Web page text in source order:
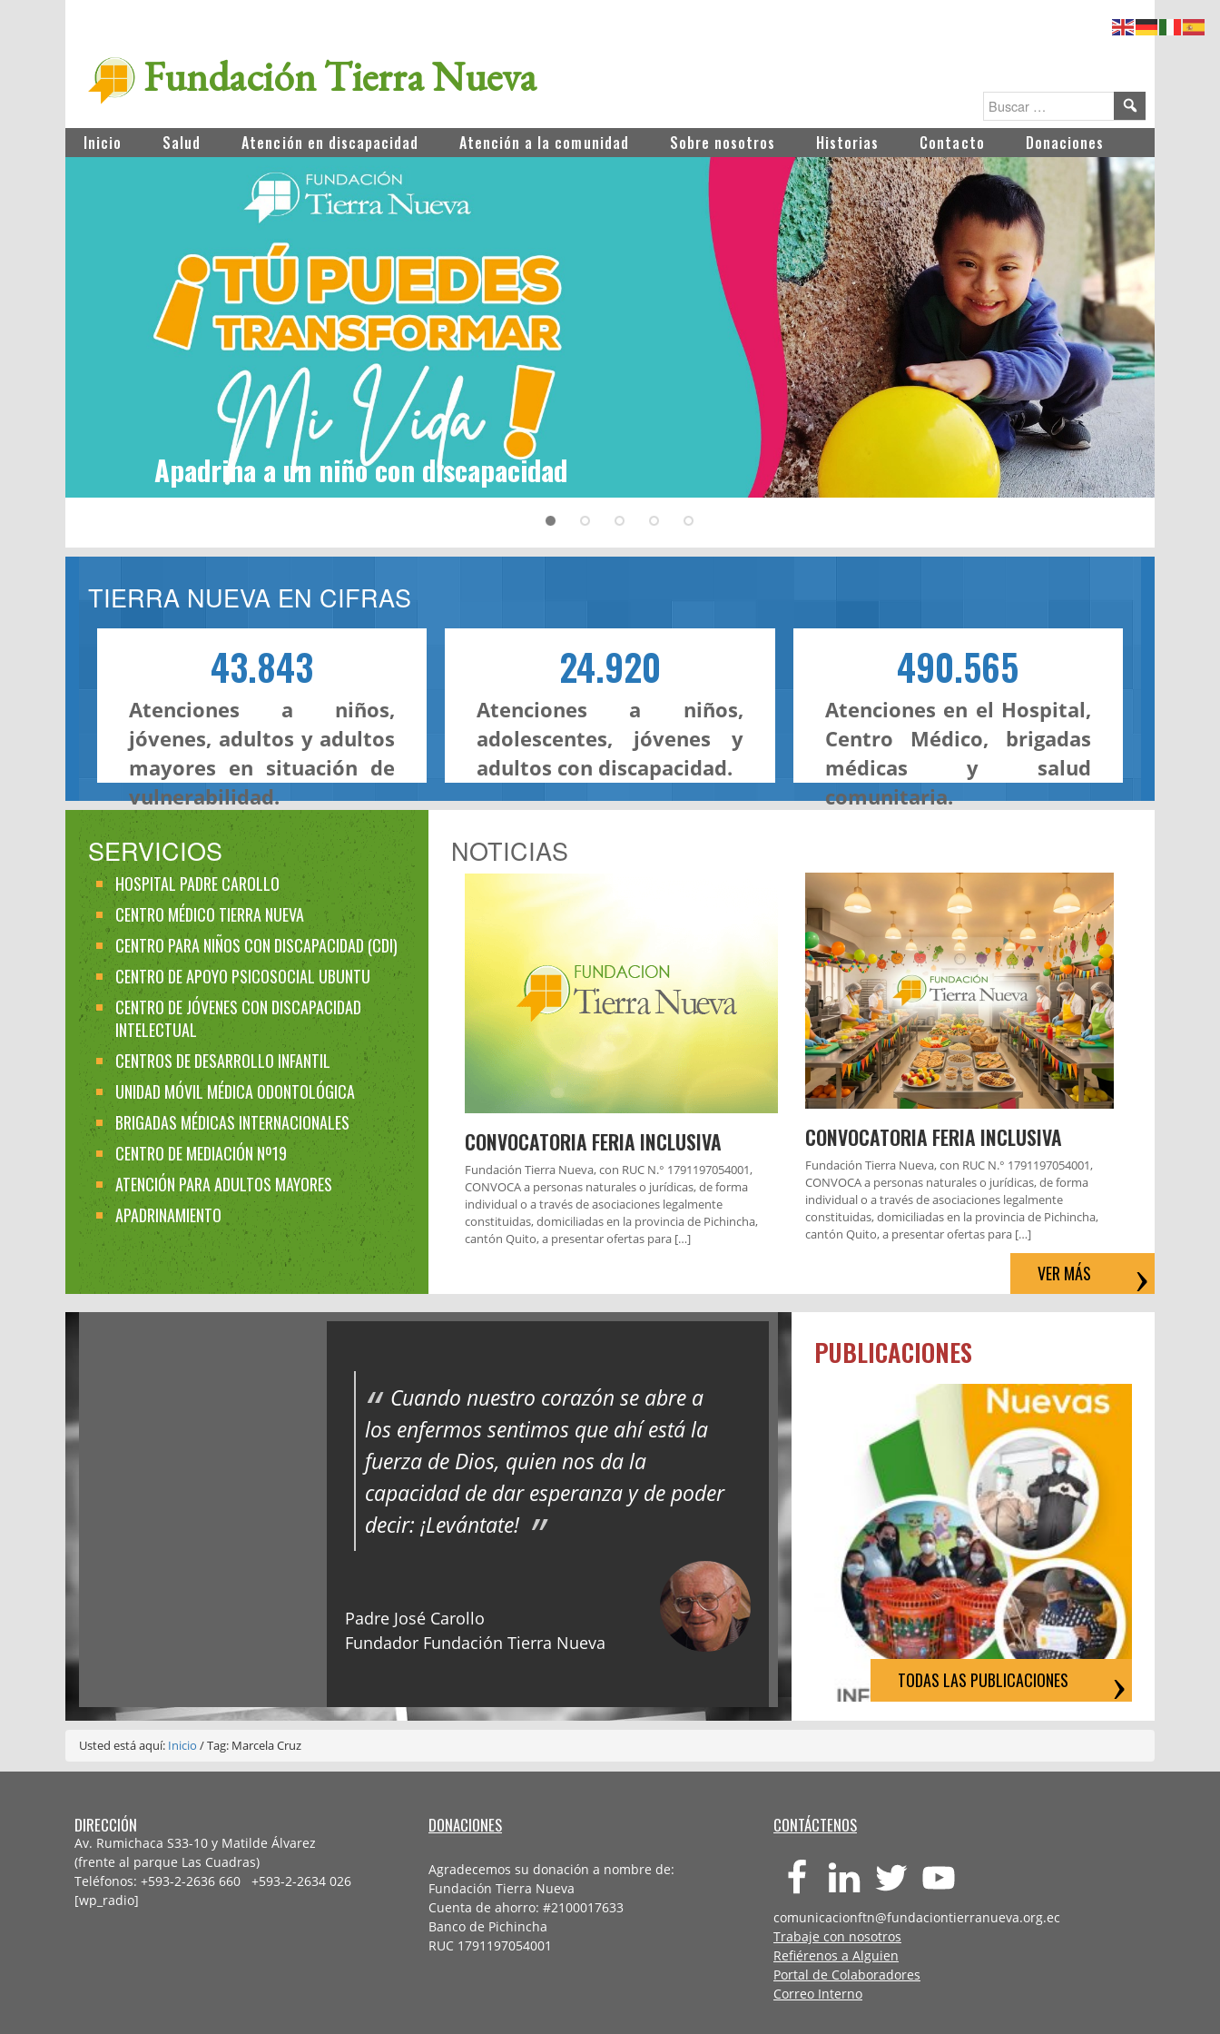
Fundación Tierra Nueva
Inicio Salud Atención en discapacidad Atención a la comunidad Sobre nosotros Historias Contacto Donaciones
Apadrina a un niño con discapacidad
TIERRA NUEVA EN CIFRAS
43.843
Atenciones a niños,
jóvenes, adultos y adultos
mayores en situación de
vulnerabilidad.
24.920
Atenciones a niños,
adolescentes, jóvenes y
adultos con discapacidad.
490.565
Atenciones en el Hospital,
Centro Médico, brigadas
médicas y salud
comunitaria.
SERVICIOS
HOSPITAL PADRE CAROLLO
CENTRO MÉDICO TIERRA NUEVA
CENTRO PARA NIÑOS CON DISCAPACIDAD (CDI)
CENTRO DE APOYO PSICOSOCIAL UBUNTU
CENTRO DE JÓVENES CON DISCAPACIDAD
INTELECTUAL
CENTROS DE DESARROLLO INFANTIL
UNIDAD MÓVIL MÉDICA ODONTOLÓGICA
BRIGADAS MÉDICAS INTERNACIONALES
CENTRO DE MEDIACIÓN Nº19
ATENCIÓN PARA ADULTOS MAYORES
APADRINAMIENTO
NOTICIAS
CONVOCATORIA FERIA INCLUSIVA
Fundación Tierra Nueva, con RUC N.° 1791197054001,
CONVOCA a personas naturales o jurídicas, de forma
individual o a través de asociaciones legalmente
constituidas, domiciliadas en la provincia de Pichincha,
cantón Quito, a presentar ofertas para […]
CONVOCATORIA FERIA INCLUSIVA
Fundación Tierra Nueva, con RUC N.° 1791197054001,
CONVOCA a personas naturales o jurídicas, de forma
individual o a través de asociaciones legalmente
constituidas, domiciliadas en la provincia de Pichincha,
cantón Quito, a presentar ofertas para […]
VER MÁS
Cuando nuestro corazón se abre a
los enfermos sentimos que ahí está la
fuerza de Dios, quien nos da la
capacidad de dar esperanza y de poder
decir: ¡Levántate!
Padre José Carollo
Fundador Fundación Tierra Nueva
PUBLICACIONES
TODAS LAS PUBLICACIONES
Usted está aquí: Inicio /Tag: Marcela Cruz
DIRECCIÓN
Av. Rumichaca S33-10 y Matilde Álvarez
(frente al parque Las Cuadras)
Teléfonos: +593-2-2636 660 +593-2-2634 026
[wp_radio]
DONACIONES
Agradecemos su donación a nombre de:
Fundación Tierra Nueva
Cuenta de ahorro: #2100017633
Banco de Pichincha
RUC 1791197054001
CONTÁCTENOS
comunicacionftn@fundaciontierranueva.org.ec
Trabaje con nosotros
Refiérenos a Alguien
Portal de Colaboradores
Correo Interno